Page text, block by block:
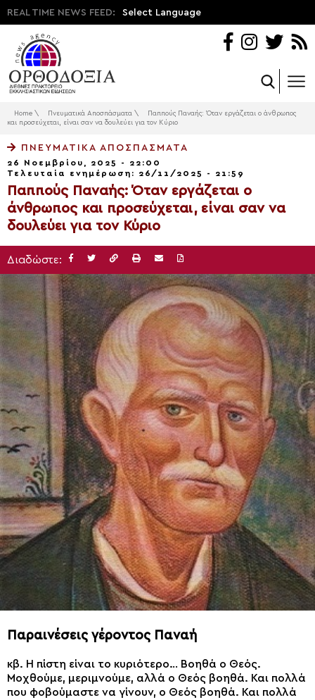
REAL TIME NEWS FEED: Select Language
Home \ Πνευματικά Αποσπάσματα \
Παππούς Παναής: Όταν εργάζεται ο άνθρωπος
και προσεύχεται, είναι σαν να δουλεύει για τον Κύριο
ΠΝΕΥΜΑΤΙΚΆ ΑΠΟΣΠΆΣΜΑΤΑ
26 Νοεμβρίου, 2025 - 22:00
Τελευταία ενημέρωση: 26/11/2025 - 21:59
Παππούς Παναής: Όταν εργάζεται ο
άνθρωπος και προσεύχεται, είναι σαν να
δουλεύει για τον Κύριο
Διαδώστε:
Παραινέσεις γέροντος Παναή
κβ. Η πίστη είναι το κυριότερο… Βοηθά ο Θεός.
Μοχθούμε, μεριμνούμε, αλλά ο Θεός βοηθά. Και πολλά
που φοβούμαστε να γίνουν, ο Θεός βοηθά. Και πολλά